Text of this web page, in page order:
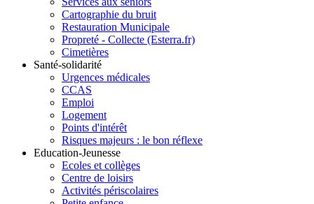
Cartographie du bruit
Restauration Municipale
Propreté - Collecte (Esterra.fr)
Cimetières
Santé-solidarité
Urgences médicales
CCAS
Emploi
Logement
Points d'intérêt
Risques majeurs : le bon réflexe
Education-Jeunesse
Ecoles et collèges
Centre de loisirs
Activités périscolaires